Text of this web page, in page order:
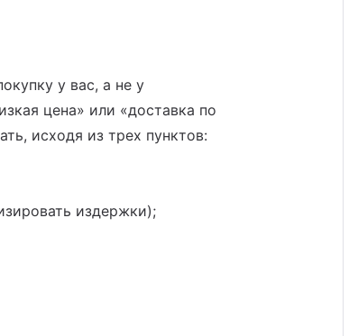
у вас, а не у
цена» или «доставка по
исходя из трех пунктов:
издержки);